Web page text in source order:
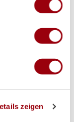
Lage erfassen,
bestimmten
im
anbieten
zeigen